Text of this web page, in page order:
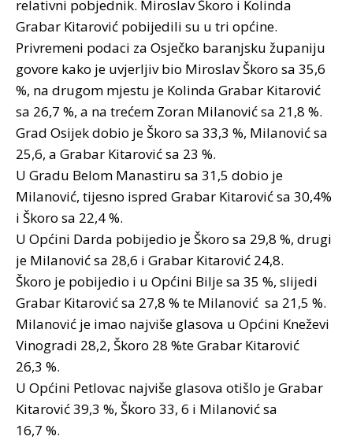
relativni pobjednik. Miroslav Škoro i Kolinda
Grabar Kitarović pobijedili su u tri općine.
Privremeni podaci za Osječko baranjsku županiju
govore kako je uvjerljiv bio Miroslav Škoro sa 35,6
%, na drugom mjestu je Kolinda Grabar Kitarović
sa 26,7 %, a na trećem Zoran Milanović sa 21,8 %.
Grad Osijek dobio je Škoro sa 33,3 %, Milanović sa
25,6, a Grabar Kitarović sa 23 %.
U Gradu Belom Manastiru sa 31,5 dobio je
Milanović, tijesno ispred Grabar Kitarović sa 30,4%
i Škoro sa 22,4 %.
U Općini Darda pobijedio je Škoro sa 29,8 %, drugi
je Milanović sa 28,6 i Grabar Kitarović 24,8.
Škoro je pobijedio i u Općini Bilje sa 35 %, slijedi
Grabar Kitarović sa 27,8 % te Milanović sa 21,5 %.
Milanović je imao najviše glasova u Općini Kneževi
Vinogradi 28,2, Škoro 28 %te Grabar Kitarović
26,3 %.
U Općini Petlovac najviše glasova otišlo je Grabar
Kitarović 39,3 %, Škoro 33, 6 i Milanović sa
16,7 %.